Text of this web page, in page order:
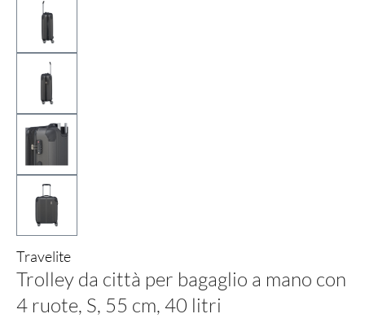
Travelite
Trolley da città per bagaglio a mano con
4 ruote, S, 55 cm, 40 litri